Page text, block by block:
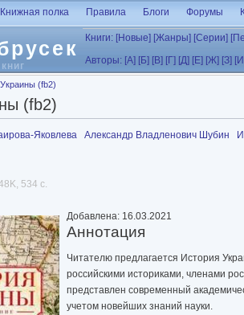
Книжная полка Правила Блоги Форумы
Книги: [Новые] [Жанры] [Серии]
Авторы: [А] [Б] [В] [Г] [Д] [Е] [Ж] [З]
(fb2)
(fb2)
Яковлева Александр Владленович Шубин
534 с.
Добавлена: 16.03.2021
Аннотация
Читателю предлагается История
российскими историками, членами
представлен современный
учетом новейших знаний науки.